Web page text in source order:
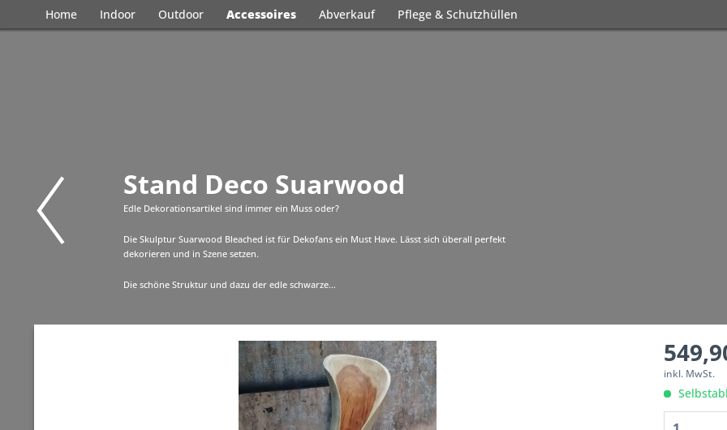
Home Indoor Outdoor Accessoires Abverkauf Pflege & Schutzhüllen
Stand Deco Suarwood
Edle Dekorationsartikel sind immer ein Muss oder?
Die Skulptur Suarwood Bleached ist für Dekofans ein Must Have. Lässt sich überall perfekt
dekorieren und in Szene setzen.
Die schöne Struktur und dazu der edle schwarze...
inkl. MwSt.